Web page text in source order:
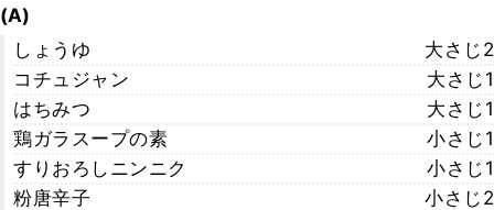
(A)
しょうゆ
大さじ2
コチュジャン
大さじ1
はちみつ
大さじ1
鶏ガラスープの素
小さじ1
すりおろしニンニク
小さじ1
粉唐辛子
小さじ2